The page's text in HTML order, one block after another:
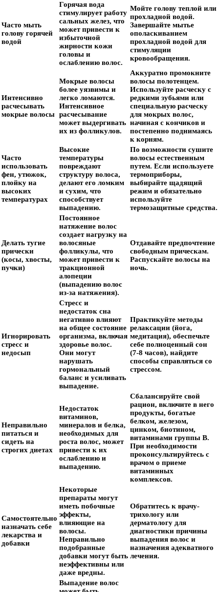
Часто мыть
голову горячей
водой
Горячая вода
стимулирует работу
сальных желез, что
может привести к
избыточной
жирности кожи
головы и
ослаблению волос.
Мойте голову теплой или
прохладной водой.
Завершайте мытье
ополаскиванием
прохладной водой для
стимуляции
кровообращения.
Интенсивно
расчесывать
мокрые волосы
Мокрые волосы
более уязвимы и
легко ломаются.
Интенсивное
расчесывание
может выдергивать
их из фолликулов.
Аккуратно промокните
волосы полотенцем.
Используйте расческу с
редкими зубьями или
специальную расческу
для мокрых волос,
начиная с кончиков и
постепенно поднимаясь
к корням.
Часто
использовать
фен, утюжок,
плойку на
высоких
температурах
Высокие
температуры
повреждают
структуру волоса,
делают его ломким
и сухим, что
способствует
выпадению.
По возможности сушите
волосы естественным
путем. Если используете
термоприборы,
выбирайте щадящий
режим и обязательно
используйте
термозащитные средства.
Делать тугие
прически
(косы, хвосты,
пучки)
Постоянное
натяжение волос
создает нагрузку на
волосяные
фолликулы, что
может привести к
тракционной
алопеции
(выпадению волос
из-за натяжения).
Отдавайте предпочтение
свободным прическам.
Распускайте волосы на
ночь.
Игнорировать
стресс и
недосып
Стресс и
недостаток сна
негативно влияют
на общее состояние
организма, включая
здоровье волос.
Они могут
нарушать
гормональный
баланс и усиливать
выпадение.
Практикуйте методы
релаксации (йога,
медитация), обеспечьте
себе полноценный сон
(7-8 часов), найдите
способы справляться со
стрессом.
Неправильно
питаться и
сидеть на
строгих диетах
Недостаток
витаминов,
минералов и белка,
необходимых для
роста волос, может
привести к их
ослаблению и
выпадению.
Сбалансируйте свой
рацион, включите в него
продукты, богатые
белком, железом,
цинком, биотином,
витаминами группы В.
При необходимости
проконсультируйтесь с
врачом о приеме
витаминных
комплексов.
Самостоятельно
назначать себе
лекарства и
добавки
Некоторые
препараты могут
иметь побочные
эффекты,
влияющие на
волосы.
Неправильно
подобранные
добавки могут быть
неэффективны или
даже вредны.
Обратитесь к врачу-
трихологу или
дерматологу для
диагностики причины
выпадения волос и
назначения адекватного
лечения.
Выпадение волос